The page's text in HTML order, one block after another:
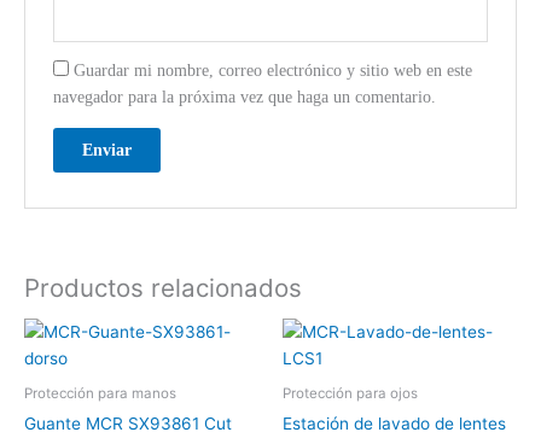
Guardar mi nombre, correo electrónico y sitio web en este
navegador para la próxima vez que haga un comentario.
Productos relacionados
Protección para manos
Guante MCR SX93861 Cut
Protección para ojos
Estación de lavado de lentes